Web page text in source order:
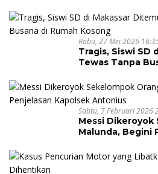
Rabu, 27 Mei 2026
Tragis, Siswi SD
Tewas Tanpa
Sabtu, 7 Februari 2026
Messi Dikeroyok
Malunda, Begini